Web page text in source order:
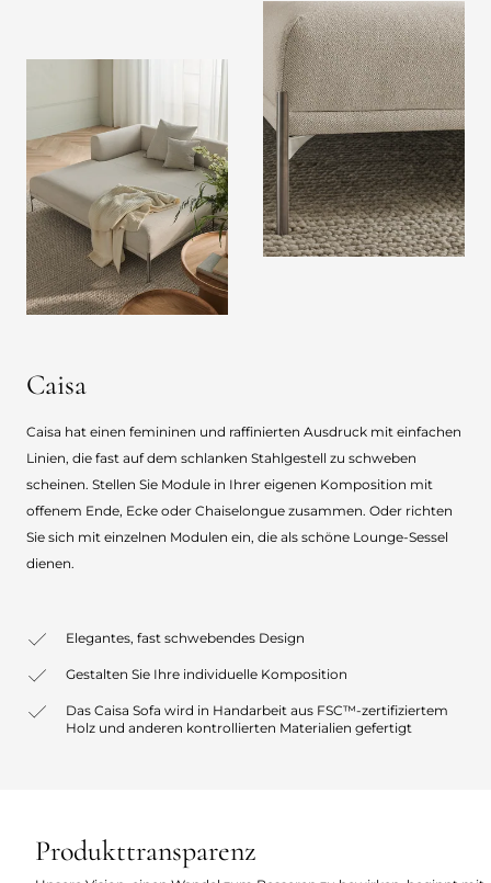
Caisa
Caisa hat einen femininen und raffinierten Ausdruck mit einfachen
Linien, die fast auf dem schlanken Stahlgestell zu schweben
scheinen. Stellen Sie Module in Ihrer eigenen Komposition mit
offenem Ende, Ecke oder Chaiselongue zusammen. Oder richten
Sie sich mit einzelnen Modulen ein, die als schöne Lounge-Sessel
dienen.
Elegantes, fast schwebendes Design
Gestalten Sie Ihre individuelle Komposition
Das Caisa Sofa wird in Handarbeit aus FSC™-zertifiziertem
Holz und anderen kontrollierten Materialien gefertigt
Produkttransparenz